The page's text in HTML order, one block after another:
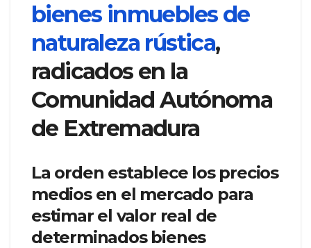
bienes inmuebles de
naturaleza rústica,
radicados en la
Comunidad Autónoma
de Extremadura
La orden establece los precios
medios en el mercado para
estimar el valor real de
determinados bienes